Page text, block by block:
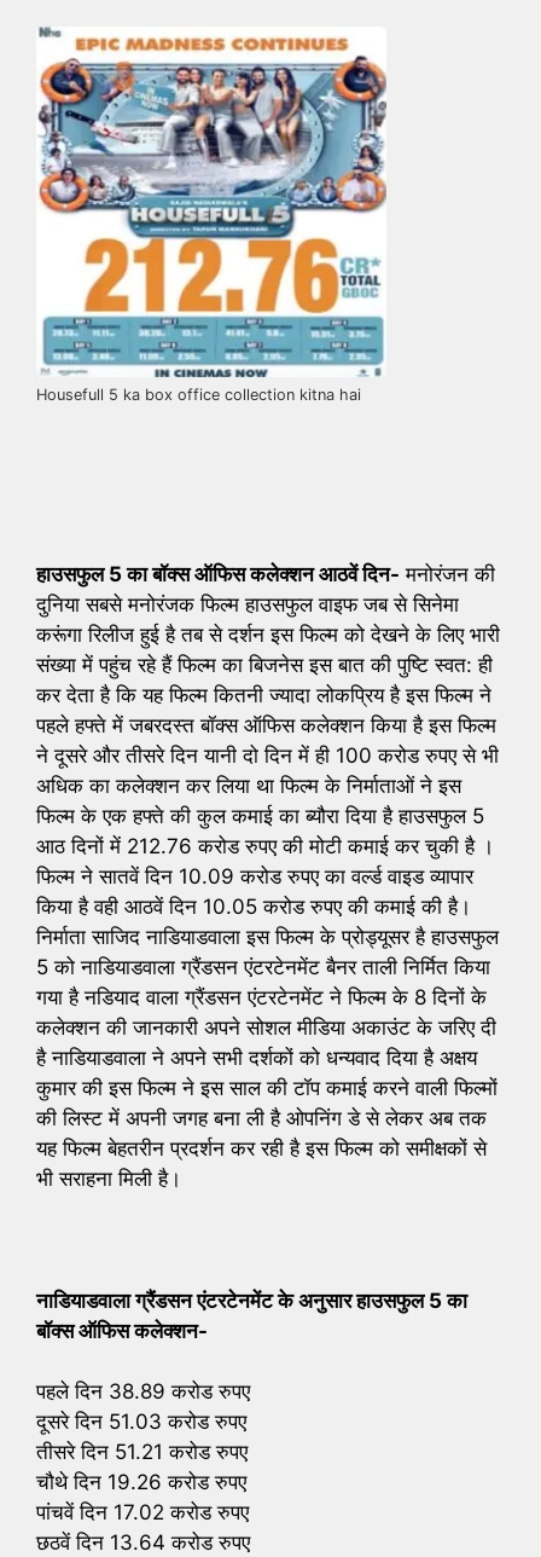
Housefull 5 ka box office collection kitna hai
हाउसफुल 5 का बॉक्स ऑफिस कलेक्शन आठवें दिन- मनोरंजन की
दुनिया सबसे मनोरंजक फिल्म हाउसफुल वाइफ जब से सिनेमा
करूंगा रिलीज हुई है तब से दर्शन इस फिल्म को देखने के लिए भारी
संख्या में पहुंच रहे हैं फिल्म का बिजनेस इस बात की पुष्टि स्वत: ही
कर देता है कि यह फिल्म कितनी ज्यादा लोकप्रिय है इस फिल्म ने
पहले हफ्ते में जबरदस्त बॉक्स ऑफिस कलेक्शन किया है इस फिल्म
ने दूसरे और तीसरे दिन यानी दो दिन में ही 100 करोड रुपए से भी
अधिक का कलेक्शन कर लिया था फिल्म के निर्माताओं ने इस
फिल्म के एक हफ्ते की कुल कमाई का ब्यौरा दिया है हाउसफुल 5
आठ दिनों में 212.76 करोड रुपए की मोटी कमाई कर चुकी है ।
फिल्म ने सातवें दिन 10.09 करोड रुपए का वर्ल्ड वाइड व्यापार
किया है वही आठवें दिन 10.05 करोड रुपए की कमाई की है।
निर्माता साजिद नाडियाडवाला इस फिल्म के प्रोड्यूसर है हाउसफुल
5 को नाडियाडवाला ग्रैंडसन एंटरटेनमेंट बैनर ताली निर्मित किया
गया है नडियाद वाला ग्रैंडसन एंटरटेनमेंट ने फिल्म के 8 दिनों के
कलेक्शन की जानकारी अपने सोशल मीडिया अकाउंट के जरिए दी
है नाडियाडवाला ने अपने सभी दर्शकों को धन्यवाद दिया है अक्षय
कुमार की इस फिल्म ने इस साल की टॉप कमाई करने वाली फिल्मों
की लिस्ट में अपनी जगह बना ली है ओपनिंग डे से लेकर अब तक
यह फिल्म बेहतरीन प्रदर्शन कर रही है इस फिल्म को समीक्षकों से
भी सराहना मिली है।
नाडियाडवाला ग्रैंडसन एंटरटेनमेंट के अनुसार हाउसफुल 5 का
बॉक्स ऑफिस कलेक्शन-
पहले दिन 38.89 करोड रुपए
दूसरे दिन 51.03 करोड रुपए
तीसरे दिन 51.21 करोड रुपए
चौथे दिन 19.26 करोड रुपए
पांचवें दिन 17.02 करोड रुपए
छठवें दिन 13.64 करोड रुपए